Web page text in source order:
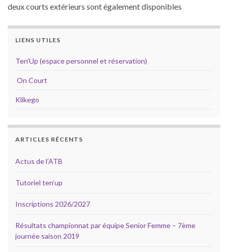
deux courts extérieurs sont également disponibles
LIENS UTILES
Ten’Up (espace personnel et réservation)
On Court
Klikego
ARTICLES RÉCENTS
Actus de l’ATB
Tutoriel ten’up
Inscriptions 2026/2027
Résultats championnat par équipe Senior Femme – 7ème
journée saison 2019